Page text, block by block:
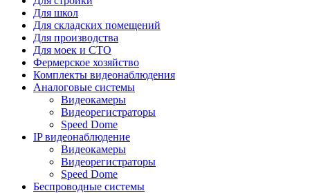
Для школ
Для складских помещений
Для производства
Для моек и СТО
Фермерское хозяйство
Комплекты видеонаблюдения
Аналоговые системы
Видеокамеры
Видеорегистраторы
Speed Dome
IP видеонаблюдение
Видеокамеры
Видеорегистраторы
Speed Dome
Беспроводные системы